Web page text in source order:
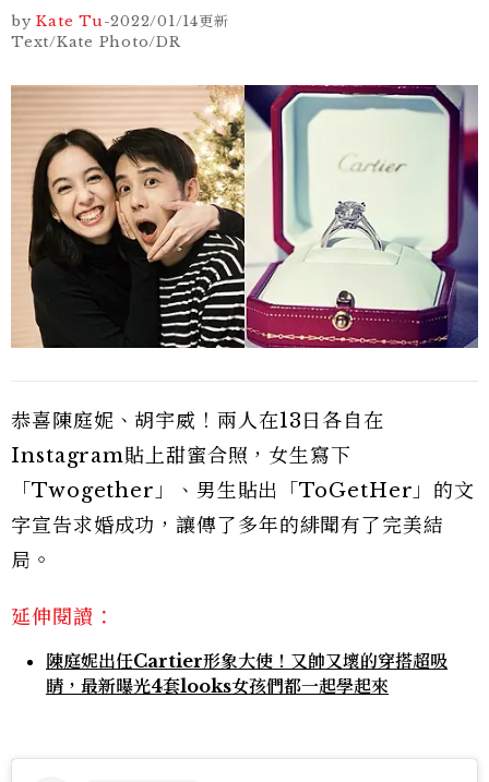
by Kate Tu-2022/01/14更新
Text/Kate Photo/DR
恭喜陳庭妮、胡宇威！兩人在13日各自在
Instagram貼上甜蜜合照，女生寫下
「Twogether」、男生貼出「ToGetHer」的文
字宣告求婚成功，讓傳了多年的緋聞有了完美結
局。
延伸閱讀：
陳庭妮出任Cartier形象大使！又帥又壞的穿搭超吸
睛，最新曝光4套looks女孩們都一起學起來